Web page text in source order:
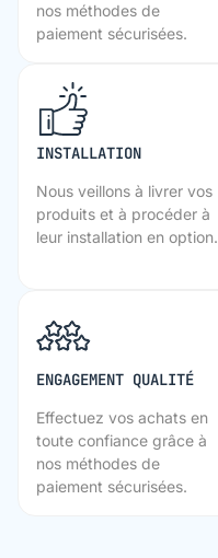
nos méthodes de
paiement sécurisées.
INSTALLATION
Nous veillons à livrer vos
produits et à procéder à
leur installation en option.
ENGAGEMENT QUALITÉ
Effectuez vos achats en
toute confiance grâce à
nos méthodes de
paiement sécurisées.